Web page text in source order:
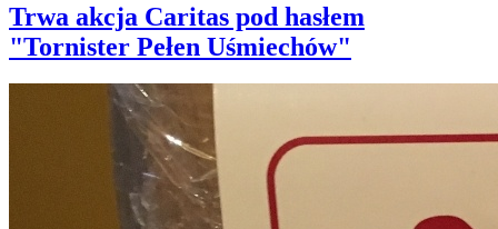
Trwa akcja Caritas pod hasłem
"Tornister Pełen Uśmiechów"